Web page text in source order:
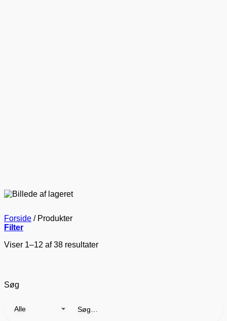
Forside /Produkter
Filter
Viser 1–12 af 38 resultater
Søg
efter: